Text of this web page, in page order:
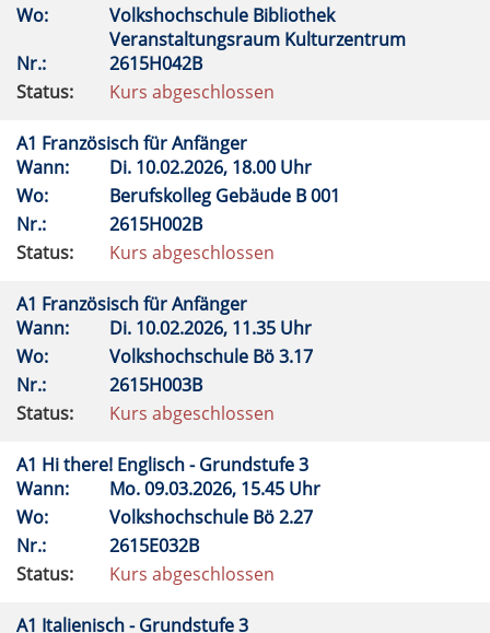
Wo:
Volkshochschule Bibliothek
Veranstaltungsraum Kulturzentrum
Nr.:
2615H042B
Status:
Kurs abgeschlossen
A1 Französisch für Anfänger
Wann:
Di. 10.02.2026, 18.00 Uhr
Wo:
Berufskolleg Gebäude B 001
Nr.:
2615H002B
Status:
Kurs abgeschlossen
A1 Französisch für Anfänger
Wann:
Di. 10.02.2026, 11.35 Uhr
Wo:
Volkshochschule Bö 3.17
Nr.:
2615H003B
Status:
Kurs abgeschlossen
A1 Hi there! Englisch - Grundstufe 3
Wann:
Mo.09.03.2026, 15.45 Uhr
Wo:
Volkshochschule Bö 2.27
Nr.:
2615E032B
Status:
Kurs abgeschlossen
A1 Italienisch - Grundstufe 3